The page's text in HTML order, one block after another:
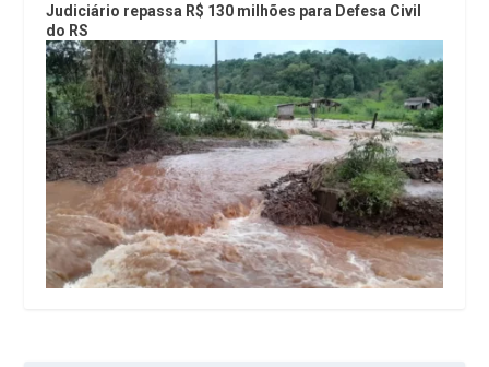
Judiciário repassa R$ 130 milhões para Defesa Civil
do RS